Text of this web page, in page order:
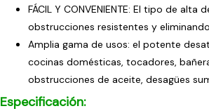
FÁCIL Y CONVENIENTE: El tipo de
obstrucciones resistentes y
Amplia gama de usos: el potente
cocinas domésticas, tocadores,
obstrucciones de aceite, desagües
Especificación: